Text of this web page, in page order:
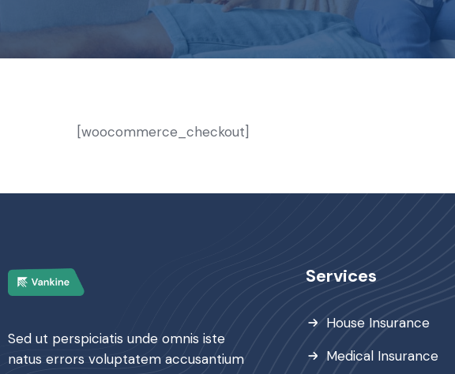
[woocommerce_checkout]
Sed ut perspiciatis unde omnis iste
natus errors voluptatem accusantium
Services
House Insurance
Medical Insurance